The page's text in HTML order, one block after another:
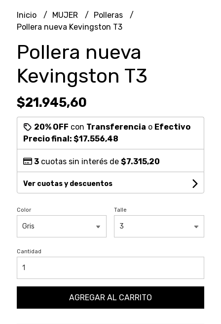
Inicio MUJER
Polleras
Pollera nueva Kevingston T3
Pollera nueva
Kevingston T3
$21.945,60
20% OFF con Transferencia o Efectivo
Precio final: $17.556,48
3cuotas sin interés de $7.315,20
Ver cuotas y descuentos
Color Talle
Cantidad
AGREGAR AL CARRITO